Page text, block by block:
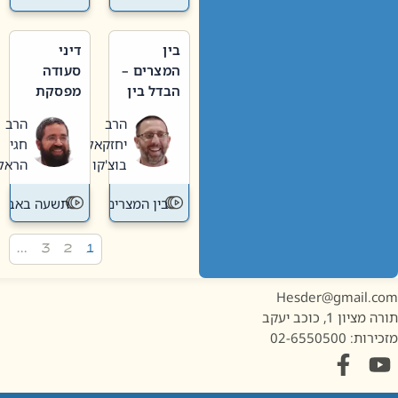
בין
המצרים –
הבדל בין
חדשה
לישנה
הרב
יחזקאל
בוצ'קו
בין המצרים
דיני
סעודה
מפסקת
תשעה
באב
הרב
חגי
הראל
תשעה באב
1, כוכב יעקב
02-6550500